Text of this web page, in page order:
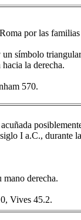
por las
un símbolo
la derecha.
570.
I a.C., durante
mano derecha.
Vives 45.2.